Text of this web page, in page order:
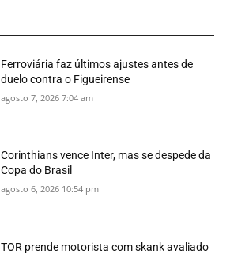
Ferroviária faz últimos ajustes antes de
duelo contra o Figueirense
agosto 7, 2026 7:04 am
Corinthians vence Inter, mas se despede da
Copa do Brasil
agosto 6, 2026 10:54 pm
TOR prende motorista com skank avaliado